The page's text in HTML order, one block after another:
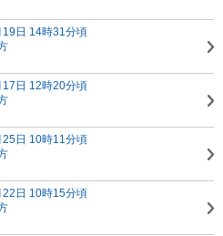
日 14時31分頃
日 12時20分頃
日 10時11分頃
日 10時15分頃